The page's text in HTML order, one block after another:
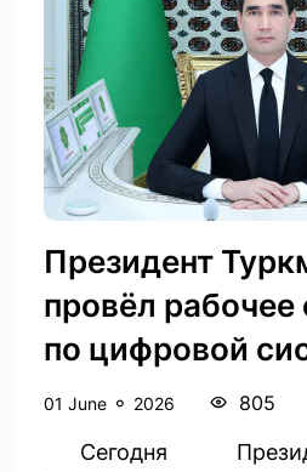
Президент
провёл
по цифровой
01 June 2026 805
Сегодня